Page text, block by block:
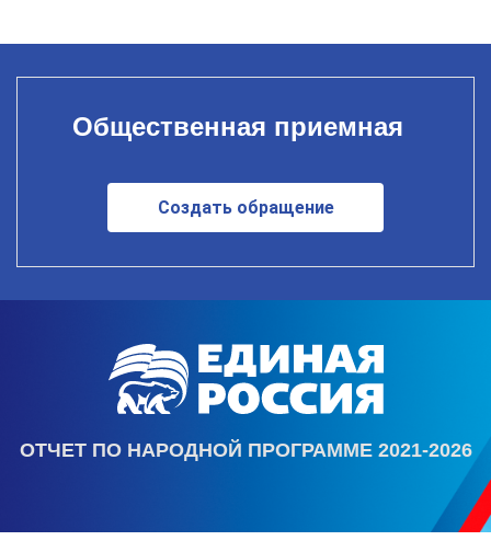
Общественная приемная
Создать обращение
ОТЧЕТ ПО НАРОДНОЙ ПРОГРАММЕ 2021-2026